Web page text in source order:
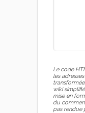
Le code
les
wiki
mise en
du
pas rendue